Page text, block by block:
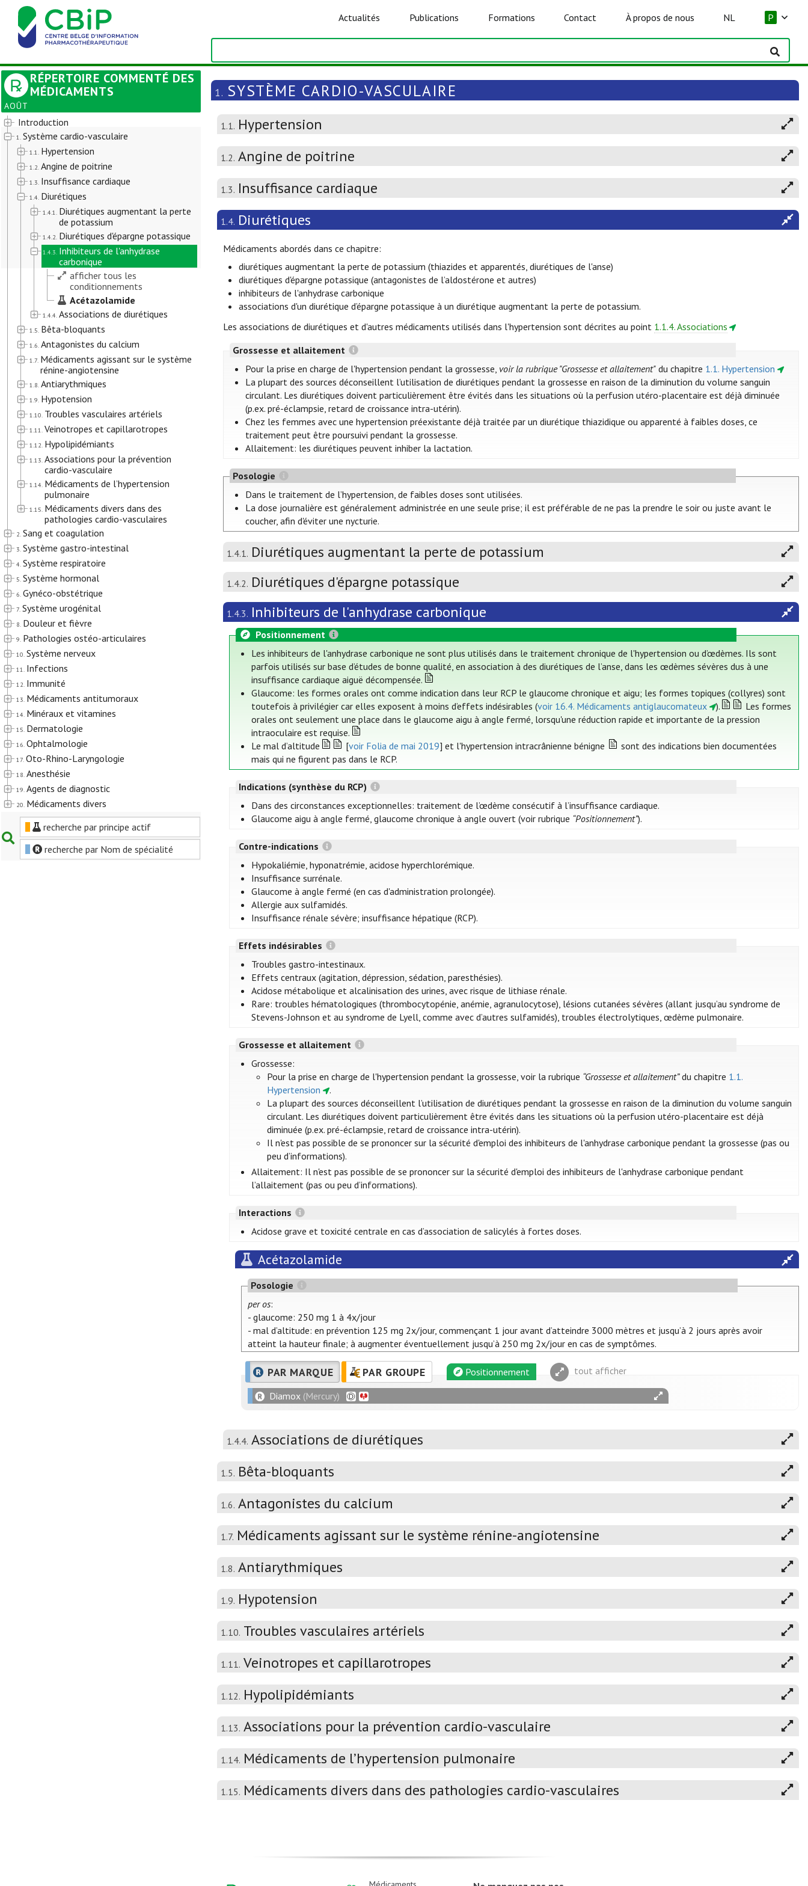
Actualités Publications Formations Contact À propos de nous NL P
RÉPERTOIRE COMMENTÉ DES
MÉDICAMENTS
AOÛT
Introduction
1. Système cardio-vasculaire
1.1. Hypertension
1.2. Angine de poitrine
1.3. Insuffisance cardiaque
1.4. Diurétiques
1.4.1. Diurétiques augmentant la perte
de potassium
1.4.2. Diurétiques d'épargne potassique
1.4.3. Inhibiteurs de l'anhydrase
carbonique
afficher tous les
conditionnements
Acétazolamide
1.4.4. Associations de diurétiques
1.5. Bêta-bloquants
1.6. Antagonistes du calcium
1.7. Médicaments agissant sur le système
rénine-angiotensine
1.8. Antiarythmiques
1.9. Hypotension
1.10. Troubles vasculaires artériels
1.11. Veinotropes et capillarotropes
1.12. Hypolipidémiants
1.13. Associations pour la prévention
cardio-vasculaire
1.14. Médicaments de l’hypertension
pulmonaire
1.15. Médicaments divers dans des
pathologies cardio-vasculaires
2. Sang et coagulation
3. Système gastro-intestinal
4. Système respiratoire
5. Système hormonal
6. Gynéco-obstétrique
7. Système urogénital
8. Douleur et fièvre
9. Pathologies ostéo-articulaires
10. Système nerveux
11. Infections
12. Immunité
13. Médicaments antitumoraux
14. Minéraux et vitamines
15. Dermatologie
16. Ophtalmologie
17. Oto-Rhino-Laryngologie
18. Anesthésie
19. Agents de diagnostic
20. Médicaments divers
recherche par principe actif
recherche par Nom de spécialité
1. SYSTÈME CARDIO-VASCULAIRE
1.1. Hypertension
1.2. Angine de poitrine
1.3. Insuffisance cardiaque
1.4. Diurétiques
Médicaments abordés dans ce chapitre:
diurétiques augmentant la perte de potassium (thiazides et apparentés, diurétiques de l'anse)
diurétiques d'épargne potassique (antagonistes de l’aldostérone et autres)
inhibiteurs de l'anhydrase carbonique
associations d'un diurétique d’épargne potassique à un diurétique augmentant la perte de potassium.
Les associations de diurétiques et d'autres médicaments utilisés dans l'hypertension sont décrites au point 1.1.4. Associations
Grossesse et allaitement
Pour la prise en charge de l'hypertension pendant la grossesse, voir la rubrique "Grossesse et allaitement" du chapitre 1.1. Hypertension
La plupart des sources déconseillent l’utilisation de diurétiques pendant la grossesse en raison de la diminution du volume sanguin
circulant. Les diurétiques doivent particulièrement être évités dans les situations où la perfusion utéro-placentaire est déjà diminuée
(p.ex. pré-éclampsie, retard de croissance intra-utérin).
Chez les femmes avec une hypertension préexistante déjà traitée par un diurétique thiazidique ou apparenté à faibles doses, ce
traitement peut être poursuivi pendant la grossesse.
Allaitement: les diurétiques peuvent inhiber la lactation.
Posologie
Dans le traitement de l’hypertension, de faibles doses sont utilisées.
La dose journalière est généralement administrée en une seule prise; il est préférable de ne pas la prendre le soir ou juste avant le
coucher, afin d'éviter une nycturie.
1.4.1. Diurétiques augmentant la perte de potassium
1.4.2. Diurétiques d'épargne potassique
1.4.3. Inhibiteurs de l'anhydrase carbonique
Positionnement
Les inhibiteurs de l'anhydrase carbonique ne sont plus utilisés dans le traitement chronique de l'hypertension ou d’œdèmes. Ils sont
parfois utilisés sur base d’études de bonne qualité, en association à des diurétiques de l’anse, dans les œdèmes sévères dus à une
insuffisance cardiaque aiguë décompensée.
Glaucome: les formes orales ont comme indication dans leur RCP le glaucome chronique et aigu; les formes topiques (collyres) sont
toutefois à privilégier car elles exposent à moins d’effets indésirables (voir 16.4. Médicaments antiglaucomateux ).
Les formes
orales ont seulement une place dans le glaucome aigu à angle fermé, lorsqu'une réduction rapide et importante de la pression
intraoculaire est requise.
Le mal d’altitude
[voir Folia de mai 2019] et l'hypertension intracrânienne bénigne
sont des indications bien documentées
mais qui ne figurent pas dans le RCP.
Indications (synthèse du RCP)
Dans des circonstances exceptionnelles: traitement de l’œdème consécutif à l’insuffisance cardiaque.
Glaucome aigu à angle fermé, glaucome chronique à angle ouvert (voir rubrique “Positionnement”).
Contre-indications
Hypokaliémie, hyponatrémie, acidose hyperchlorémique.
Insuffisance surrénale.
Glaucome à angle fermé (en cas d'administration prolongée).
Allergie aux sulfamidés.
Insuffisance rénale sévère; insuffisance hépatique (RCP).
Effets indésirables
Troubles gastro-intestinaux.
Effets centraux (agitation, dépression, sédation, paresthésies).
Acidose métabolique et alcalinisation des urines, avec risque de lithiase rénale.
Rare: troubles hématologiques (thrombocytopénie, anémie, agranulocytose), lésions cutanées sévères (allant jusqu’au syndrome de
Stevens-Johnson et au syndrome de Lyell, comme avec d’autres sulfamidés), troubles électrolytiques, œdème pulmonaire.
Grossesse et allaitement
Grossesse:
Pour la prise en charge de l'hypertension pendant la grossesse, voir la rubrique “Grossesse et allaitement”du chapitre 1.1.
Hypertension
.
La plupart des sources déconseillent l’utilisation de diurétiques pendant la grossesse en raison de la diminution du volume sanguin
circulant. Les diurétiques doivent particulièrement être évités dans les situations où la perfusion utéro-placentaire est déjà
diminuée (p.ex. pré-éclampsie, retard de croissance intra-utérin).
Il n'est pas possible de se prononcer sur la sécurité d'emploi des inhibiteurs de l'anhydrase carbonique pendant la grossesse (pas ou
peu d’informations).
Allaitement: Il n'est pas possible de se prononcer sur la sécurité d'emploi des inhibiteurs de l'anhydrase carbonique pendant
l’allaitement (pas ou peu d’informations).
Interactions
Acidose grave et toxicité centrale en cas d’association de salicylés à fortes doses.
Acétazolamide
Posologie
per os:
- glaucome: 250 mg 1 à 4x/jour
- mal d’altitude: en prévention 125 mg 2x/jour, commençant 1 jour avant d’atteindre 3000 mètres et jusqu’à 2 jours après avoir
atteint la hauteur finale; à augmenter éventuellement jusqu’à 250 mg 2x/jour en cas de symptômes.
PAR MARQUE PAR GROUPE Positionnement tout afficher
Diamox (Mercury)
1.4.4. Associations de diurétiques
1.5. Bêta-bloquants
1.6. Antagonistes du calcium
1.7. Médicaments agissant sur le système rénine-angiotensine
1.8. Antiarythmiques
1.9. Hypotension
1.10. Troubles vasculaires artériels
1.11. Veinotropes et capillarotropes
1.12. Hypolipidémiants
1.13. Associations pour la prévention cardio-vasculaire
1.14. Médicaments de l’hypertension pulmonaire
1.15. Médicaments divers dans des pathologies cardio-vasculaires